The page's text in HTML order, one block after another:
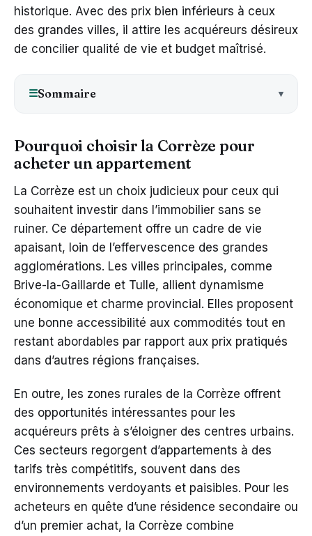
historique. Avec des prix bien inférieurs à ceux
des grandes villes, il attire les acquéreurs désireux
de concilier qualité de vie et budget maîtrisé.
☰Sommaire
Pourquoi choisir la Corrèze pour
acheter un appartement
La Corrèze est un choix judicieux pour ceux qui
souhaitent investir dans l’immobilier sans se
ruiner. Ce département offre un cadre de vie
apaisant, loin de l’effervescence des grandes
agglomérations. Les villes principales, comme
Brive-la-Gaillarde et Tulle, allient dynamisme
économique et charme provincial. Elles proposent
une bonne accessibilité aux commodités tout en
restant abordables par rapport aux prix pratiqués
dans d’autres régions françaises.
En outre, les zones rurales de la Corrèze offrent
des opportunités intéressantes pour les
acquéreurs prêts à s’éloigner des centres urbains.
Ces secteurs regorgent d’appartements à des
tarifs très compétitifs, souvent dans des
environnements verdoyants et paisibles. Pour les
acheteurs en quête d’une résidence secondaire ou
d’un premier achat, la Corrèze combine